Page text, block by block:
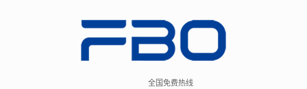
全国免费热线